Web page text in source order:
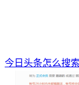
今日头条怎么搜